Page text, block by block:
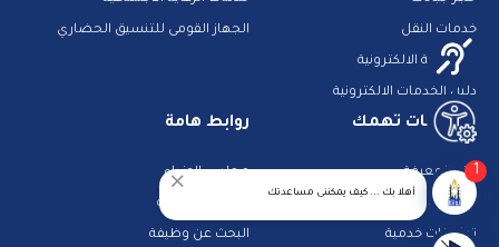
خدمات النقل
المشاركة الالكترونية
دليل الخدمات الالكترونية
الجهاز القومى للتنسيق الحضاري
معلومات تهمك
بنك المعرفة
الشرطة والمرور
تطبيقات خدمية
روابط هامة
مجلس الوزراء
تراخيص الصحة
البحث عن وظيفة
أهلا بك ... كيف يمكننى مساعدتك
1